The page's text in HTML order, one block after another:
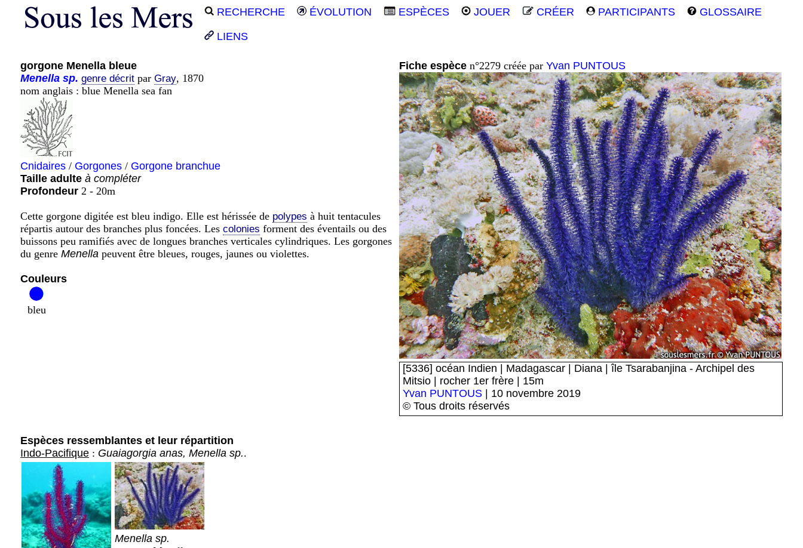
RECHERCHE ÉVOLUTION ESPÈCES JOUER CRÉER PARTICIPANTS GLOSSAIRE
LIENS
gorgone Menella bleue
Menella sp. genre décrit par Gray, 1870
nom anglais : blue Menella sea fan
Cnidaires / Gorgones / Gorgone branchue
Taille adulte à compléter
Profondeur 2 - 20m
Cette gorgone digitée est bleu indigo. Elle est hérissée de polypes à huit tentacules
répartis autour des branches plus foncées. Les colonies forment des éventails ou des
buissons peu ramifiés avec de longues branches verticales cylindriques. Les gorgones
du genre Menella peuvent être bleues, rouges, jaunes ou violettes.
Couleurs
bleu
Fiche espèce n°2279 créée par Yvan PUNTOUS
[5336] océan Indien | Madagascar | Diana | île Tsarabanjina - Archipel des
Mitsio | rocher 1er frère | 15m
Yvan PUNTOUS | 10 novembre 2019
© Tous droits réservés
Espèces ressemblantes et leur répartition
Indo-Pacifique : Guaiagorgia anas, Menella sp..
Menella sp.